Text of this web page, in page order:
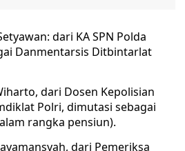
dari KA SPN Polda
Danmentarsis Ditbintarlat
dari Dosen Kepolisian
Polri, dimutasi sebagai
rangka pensiun).
dari Pemeriksa